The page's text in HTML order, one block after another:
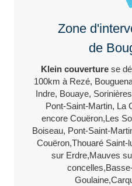
Zone
de
Klein couverture se
100km à Rezé,
Indre, Bouaye,
Pont-Saint-Martin, La
encore Couëron,Les
Boiseau, Pont-Saint-
Couëron,Thouaré Saint-
sur Erdre,Mauves